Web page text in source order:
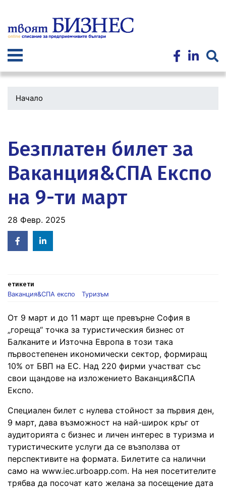
към
основното
Начало
Безплатен билет за
Ваканция&СПА Експо
на 9-ти март
28 Февр. 2025
Facebook
in
етикети
Ваканция&СПА експо
Туризъм
От 9 март и до 11 март ще превърне София в
„гореща“ точка за туристическия бизнес от
Балканите и Източна Европа в този така
първостепенен икономически сектор, формиращ
10% от БВП на ЕС. Над 220 фирми участват със
свои щандове на изложението Ваканция&СПА
Експо.
Специален билет с нулева стойност за първия ден,
9 март, дава възможност на най-широк кръг от
аудиторията с бизнес и личен интерес в туризма и
туристическите услуги да се възползва от
перспективите на формата. Билетите са налични
само на www.iec.urboapp.com. На нея посетителите
трябва да посочат като желана за посещение дата